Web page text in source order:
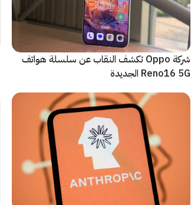
شركة Oppo تكشف النقاب عن سلسلة هواتف
Reno16 5G الجديدة